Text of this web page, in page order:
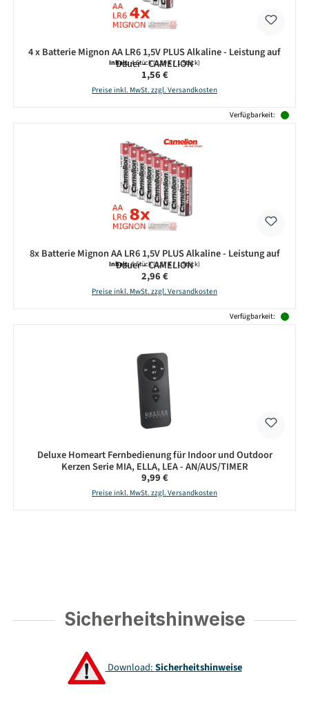
4 x Batterie Mignon AA LR6 1,5V PLUS Alkaline - Leistung auf
Dauer - CAMELION
Inhalt:4 Stück(0,39 € / 1 Stück)
Regulärer Preis:
1,56 €
Preise inkl. MwSt. zzgl. Versandkosten
Verfügbarkeit:
8x Batterie Mignon AA LR6 1,5V PLUS Alkaline - Leistung auf
Dauer - CAMELION
Inhalt:8 Stück(0,37 € / 1 Stück)
Regulärer Preis:
2,96 €
Preise inkl. MwSt. zzgl. Versandkosten
Verfügbarkeit:
Deluxe Homeart Fernbedienung für Indoor und Outdoor
Kerzen Serie MIA, ELLA, LEA - AN/AUS/TIMER
Regulärer Preis:
9,99 €
Preise inkl. MwSt. zzgl. Versandkosten
Sicherheitshinweise
Download:Sicherheitshinweise